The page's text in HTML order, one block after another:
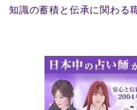
知識の蓄積と伝承に関わる